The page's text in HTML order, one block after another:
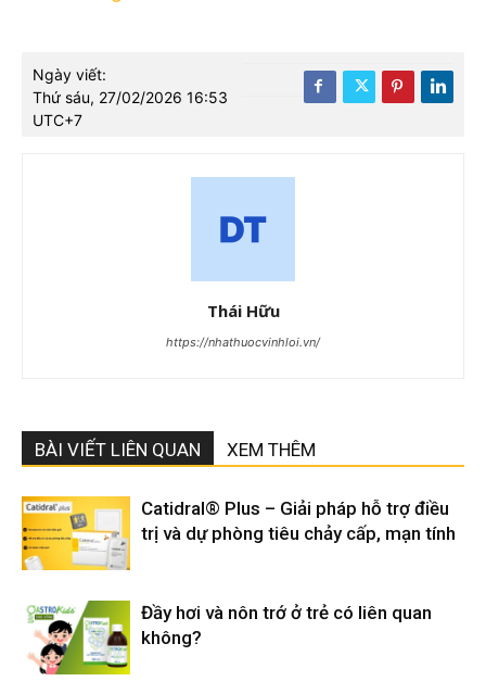
Ngày viết:
Thứ sáu, 27/02/2026 16:53
UTC+7
Thái Hữu
https://nhathuocvinhloi.vn/
BÀI VIẾT LIÊN QUAN XEM THÊM
Catidral® Plus – Giải pháp hỗ trợ điều
trị và dự phòng tiêu chảy cấp, mạn tính
Đầy hơi và nôn trớ ở trẻ có liên quan
không?